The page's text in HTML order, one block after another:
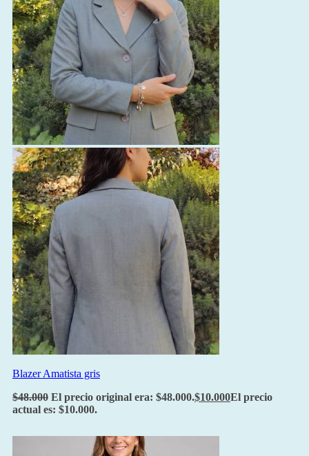
Blazer Amatista gris
$48.000 El precio original era: $48.000.$10.000El precio
actual es: $10.000.